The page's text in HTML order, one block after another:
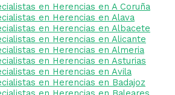
en Herencias en A Coruña
en Herencias en Alava
en Herencias en Albacete
en Herencias en Alicante
en Herencias en Almeria
en Herencias en Asturias
en Herencias en Avila
en Herencias en Badajoz